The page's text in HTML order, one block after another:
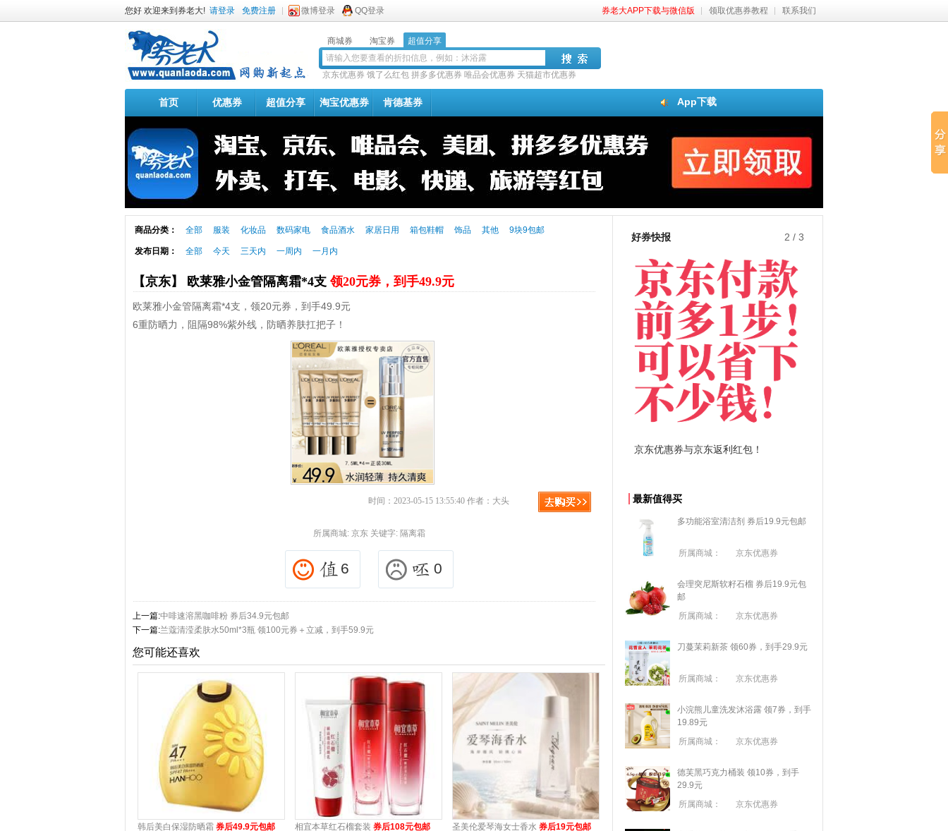
您好 欢迎来到券老大! 请登录 免费注册 微博登录 QQ登录 券老大APP下载与微信版 领取优惠券教程 联系我们
商城券 淘宝券 超值分享
京东优惠券 饿了么红包 拼多多优惠券 唯品会优惠券 天猫超市优惠券
App下载
首页 优惠券 超值分享 淘宝优惠券 肯德基券
商品分类： 全部 服装 化妆品 数码家电 食品酒水 家居日用 箱包鞋帽 饰品 其他 9块9包邮
发布日期： 全部 今天 三天内 一周内 一月内
【京东】 欧莱雅小金管隔离霜*4支领20元券，到手49.9元
欧莱雅小金管隔离霜*4支，领20元券，到手49.9元
6重防晒力，阻隔98%紫外线，防晒养肤扛把子！
时间：2023-05-15 13:55:40 作者：大头
所属商城: 京东关键字: 隔离霜
6 0
上一篇:中啡速溶黑咖啡粉 券后34.9元包邮
下一篇:兰蔻清滢柔肤水50ml*3瓶 领100元券＋立减，到手59.9元
您可能还喜欢
韩后美白保湿防晒霜 券后49.9元包邮 相宜本草红石榴套装 券后108元包邮 圣美伦爱琴海女士香水 券后19元包邮
好券快报 3 / 3
淘宝优惠券+淘宝返利 京东优惠券与京东返利红包！
最新值得买
多功能浴室清洁剂 券后19.9元包邮
所属商城： 京东优惠券
会理突尼斯软籽石榴 券后19.9元包
邮
所属商城：
京东优惠券
刀蔓茉莉新茶 领60券，到手29.9元
所属商城： 京东优惠券
小浣熊儿童洗发沐浴露 领7券，到手
19.89元
所属商城：
京东优惠券
德芙黑巧克力桶装 领10券，到手
29.9元
所属商城：
京东优惠券